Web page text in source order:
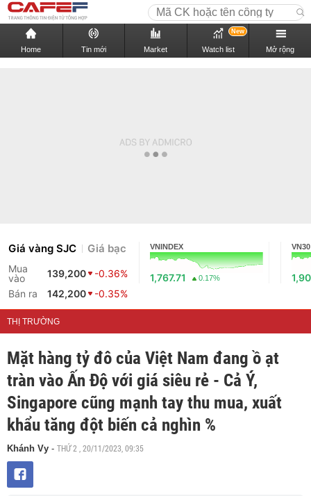
Home Tin mới Market Watch list
New
Mở rộng
Giá vàng SJC Giá bạc
Mua
vào
139,200
-0.36%
Bán ra
142,200 -0.35%
VNINDEX
1,767.71 0.17%
VN30
THỊ TRƯỜNG
Mặt hàng tỷ đô của Việt Nam đang ồ ạt
tràn vào Ấn Độ với giá siêu rẻ - Cả Ý,
Singapore cũng mạnh tay thu mua, xuất
khẩu tăng đột biến cả nghìn %
Khánh Vy - THỨ 2 , 20/11/2023, 09:35